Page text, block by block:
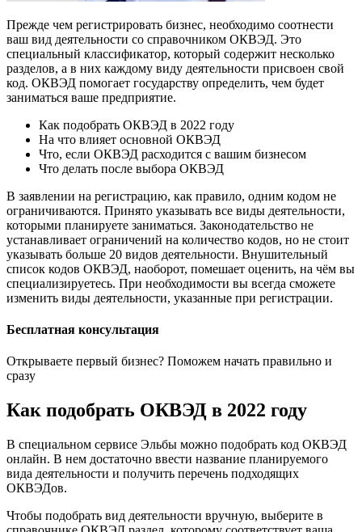
Прежде чем регистрировать бизнес, необходимо соотнести
ваш вид деятельности со справочником ОКВЭД. Это
специальный классификатор, который содержит несколько
разделов, а в них каждому виду деятельности присвоен свой
код. ОКВЭД помогает государству определить, чем будет
заниматься ваше предприятие.
Как подобрать ОКВЭД в 2022 году
На что влияет основной ОКВЭД
Что, если ОКВЭД расходится с вашим бизнесом
Что делать после выбора ОКВЭД
В заявлении на регистрацию, как правило, одним кодом не
ограничиваются. Принято указывать все виды деятельности,
которыми планируете заниматься. Законодательство не
устанавливает ограничений на количество кодов, но не стоит
указывать больше 20 видов деятельности. Внушительный
список кодов ОКВЭД, наоборот, помешает оценить, на чём вы
специализируетесь. При необходимости вы всегда сможете
изменить виды деятельности, указанные при регистрации.
Бесплатная консультация
Открываете первый бизнес? Поможем начать правильно и
сразу
Как подобрать ОКВЭД в 2022 году
В специальном сервисе Эльбы можно подобрать код ОКВЭД
онлайн. В нем достаточно ввести название планируемого
вида деятельности и получить перечень подходящих
ОКВЭДов.
Чтобы подобрать вид деятельности вручную, выберите в